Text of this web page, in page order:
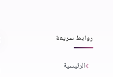
روابط سريعة
الرئيسية